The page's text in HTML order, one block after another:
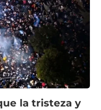
la tristeza y